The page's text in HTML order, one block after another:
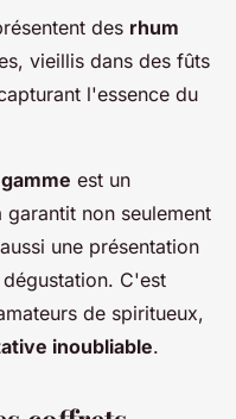
des rhum
vieillis dans des fûts
l'essence du
est un
non seulement
une présentation
C'est
de spiritueux,
inoubliable.